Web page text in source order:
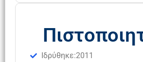
Ιδρύθηκε:2011